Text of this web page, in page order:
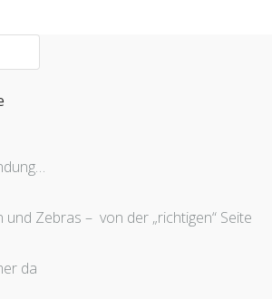
Arbeit
Zebras – von der „richtigen“ Seite
da